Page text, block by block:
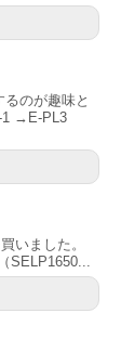
のが趣味と
1 →E-PL3
いました。
SELP1650...